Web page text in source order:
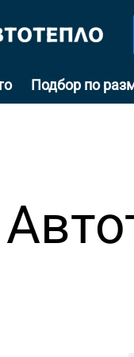
Подбор по